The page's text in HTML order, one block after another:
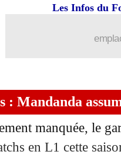
Les Infos du
: Mandanda
manquée, le
en L1 cette
son inquiétude
de Lizarazu
les compos
Guardiola